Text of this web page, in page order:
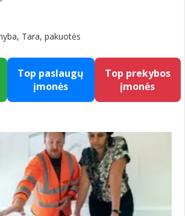
Tara, pakuotės
Top paslaugų
įmonės
Top prekybos
įmonės